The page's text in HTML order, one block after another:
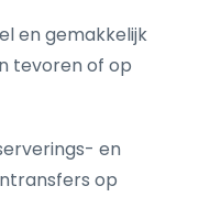
en gemakkelijk
tevoren of op
en
op